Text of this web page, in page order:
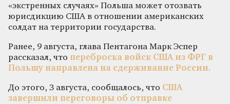
«экстренных случаях» Польша может отозвать
юрисдикцию США в отношении американских
солдат на территории государства.
Ранее, 9 августа, глава Пентагона Марк Эспер
рассказал, что переброска войск США из ФРГ в
Польшу направлена на сдерживание России.
До этого, 3 августа, сообщалось, что США
завершили переговоры об отправке